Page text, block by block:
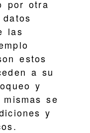
por otra
las
estos
a su
y
se
y